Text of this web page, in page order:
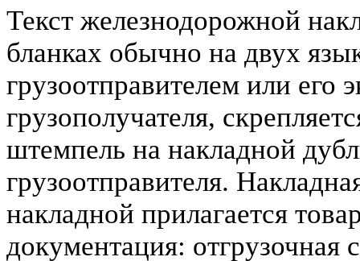
Текст железнодорожной
бланках обычно на двух
грузоотправителем или его
грузополучателя,
штемпель на накладной
грузоотправителя.
накладной прилагается
документация: отгрузочная